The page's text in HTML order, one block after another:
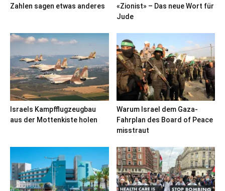
Zahlen sagen etwas anderes
«Zionist» – Das neue Wort für
Jude
Israels Kampfflugzeugbau
aus der Mottenkiste holen
Warum Israel dem Gaza-
Fahrplan des Board of Peace
misstraut